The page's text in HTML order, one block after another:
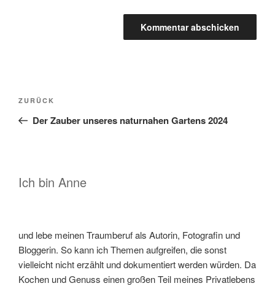
Beitragsnavigation
Vorheriger
Beitrag
ZURÜCK
Der Zauber unseres naturnahen Gartens 2024
Ich bin Anne
und lebe meinen Traumberuf als Autorin, Fotografin und
Bloggerin. So kann ich Themen aufgreifen, die sonst
vielleicht nicht erzählt und dokumentiert werden würden. Da
Kochen und Genuss einen großen Teil meines Privatlebens